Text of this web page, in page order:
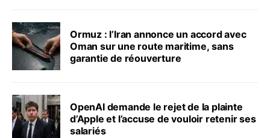
Ormuz : l’Iran annonce un accord avec
Oman sur une route maritime, sans
garantie de réouverture
OpenAI demande le rejet de la plainte
d’Apple et l’accuse de vouloir retenir ses
salariés